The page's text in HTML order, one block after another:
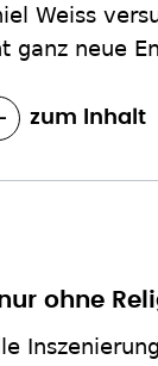
Weiss
ganz neue
zum Inhalt
ohne